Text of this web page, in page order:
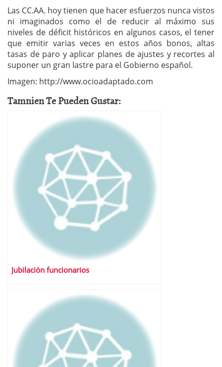
Las CC.AA. hoy tienen que hacer esfuerzos nunca vistos
ni imaginados como el de reducir al máximo sus
niveles de déficit históricos en algunos casos, el tener
que emitir varias veces en estos años bonos, altas
tasas de paro y aplicar planes de ajustes y recortes al
suponer un gran lastre para el Gobierno español.
Imagen: http://www.ocioadaptado.com
Tamnien Te Pueden Gustar:
Jubilación funcionarios